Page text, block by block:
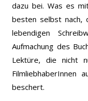
dazu bei. Was es
besten selbst nach,
lebendigen
Aufmachung des
Lektüre, die nicht
FilmliebhaberInnen
beschert.